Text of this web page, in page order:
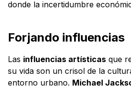
donde la incertidumbre
Forjando influencias
Las influencias artísticas que
su vida son un crisol de la
entorno urbano. Michael